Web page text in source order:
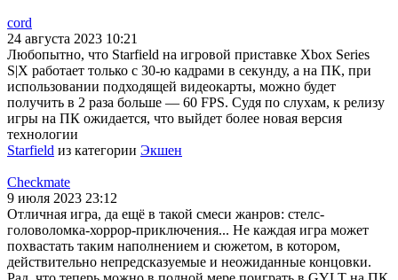
cord
24 августа 2023 10:21
Любопытно, что Starfield на игровой приставке Xbox Series
S|X работает только с 30-ю кадрами в секунду, а на ПК, при
использовании подходящей видеокарты, можно будет
получить в 2 раза больше — 60 FPS. Судя по слухам, к релизу
игры на ПК ожидается, что выйдет более новая версия
технологии
Starfield из категории Экшен
Checkmate
9 июля 2023 23:12
Отличная игра, да ещё в такой смеси жанров: стелс-
головоломка-хоррор-приключения... Не каждая игра может
похвастать таким наполнением и сюжетом, в котором,
действительно непредсказуемые и неожиданные концовки.